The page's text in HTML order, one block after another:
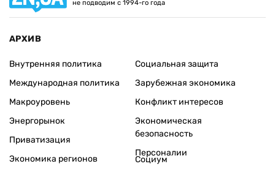
не подводим с 1994-го года
АРХИВ
Внутренняя политика
Международная политика
Макроуровень
Энергорынок
Приватизация
Экономика регионов
Социальная защита
Зарубежная экономика
Конфликт интересов
Экономическая
безопасность
Персоналии
Социум